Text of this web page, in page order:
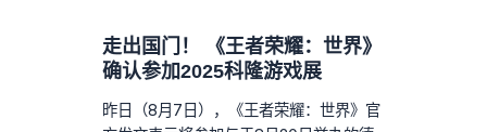
走出国门！ 《王者荣耀：世界》
确认参加2025科隆游戏展
昨日（8月7日），《王者荣耀：世界》官